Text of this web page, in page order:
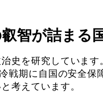
智が詰まる
史を研究していま
戦期に自国の安全
考えています。